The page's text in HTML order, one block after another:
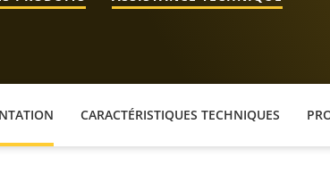
CARACTÉRISTIQUES TECHNIQUES